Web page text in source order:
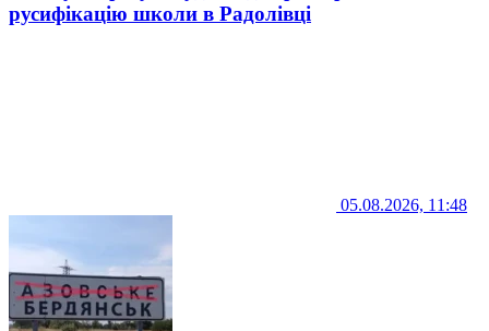
русифікацію школи в Радолівці
05.08.2026, 11:48